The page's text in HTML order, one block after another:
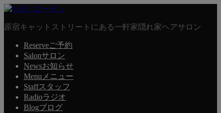
原宿キャットストリートにある一軒家隠れ家ヘアサロン
Reserveご予約
Salonサロン
Newsお知らせ
Menu メニュー
Staffスタッフ
Radioラジオ
Blogブログ